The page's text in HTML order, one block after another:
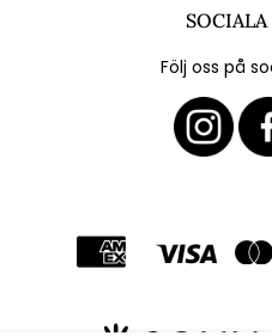
Följ oss på